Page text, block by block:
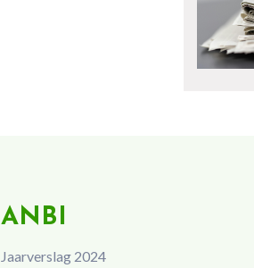
ANBI
Jaarverslag 2024